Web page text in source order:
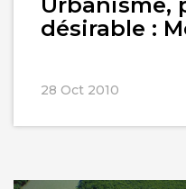
désirable :
28 Oct 2010